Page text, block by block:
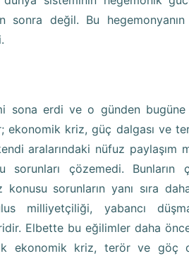
sonra değil. Bu hegemonyanın
sona erdi ve o günden bugüne
ekonomik kriz, güç dalgası ve
aralarındaki nüfuz paylaşım
çözemedi. Bunların
sorunların yanı sıra
milliyetçiliği, yabancı
Elbette bu eğilimler daha
ekonomik kriz, terör ve göç